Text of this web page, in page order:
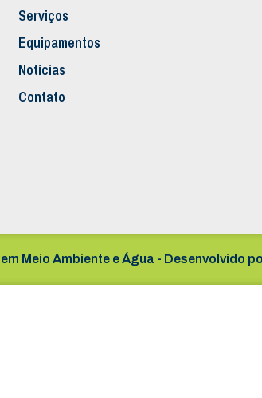
Serviços
Equipamentos
Notícias
Contato
Meio Ambiente e Água - Desenvolvido